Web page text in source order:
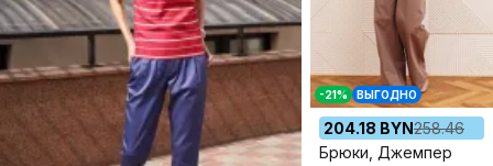
-21% ВЫГОДНО
204.18 BYN258.46
Брюки, Джемпер